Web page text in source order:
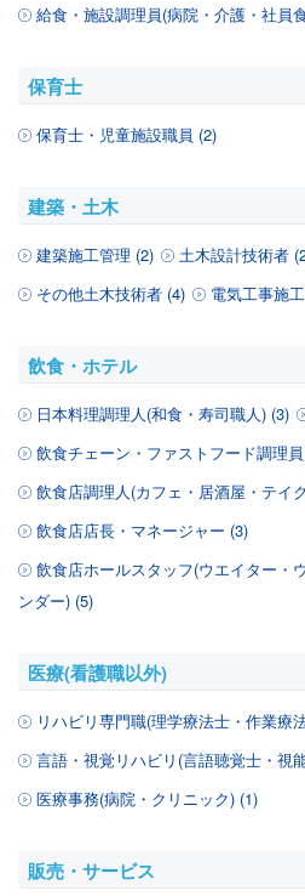
給食・施設調理員(病院・介護・社員
保育士
保育士・児童施設職員 (2)
建築・土木
建築施工管理 (2) 土木設計技術者
その他土木技術者 (4)
電気工事施
飲食・ホテル
日本料理調理人(和食・寿司職人) (3)
飲食チェーン・ファストフード調理
飲食店調理人(カフェ・居酒屋・テイ
飲食店店長・マネージャー (3)
飲食店ホールスタッフ(ウエイター・
ンダー) (5)
医療(看護職以外)
リハビリ専門職(理学療法士・作業療
言語・視覚リハビリ(言語聴覚士・視
医療事務(病院・クリニック) (1)
販売・サービス